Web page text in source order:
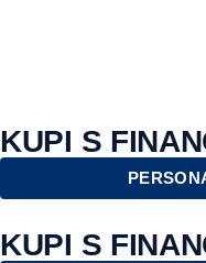
KUPI S
KUPI S